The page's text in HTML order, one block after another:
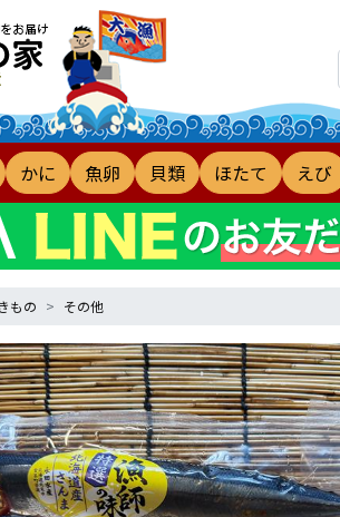
かに 魚卵 貝類 ほたて えび
もの その他